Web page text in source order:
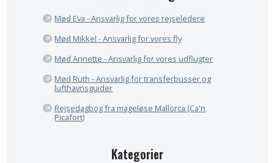
Mød Eva - Ansvarlig for vores rejseledere
Mød Mikkel - Ansvarlig for vores fly
Mød Annette - Ansvarlig for vores udflugter
Mød Ruth - Ansvarlig for transferbusser og
lufthavnsguider
Rejsedagbog fra mageløse Mallorca (Ca'n
Picafort)
Kategorier